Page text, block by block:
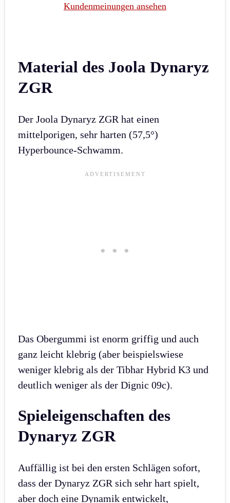
Kundenmeinungen ansehen
Material des Joola Dynaryz
ZGR
Der Joola Dynaryz ZGR hat einen
mittelporigen, sehr harten (57,5°)
Hyperbounce-Schwamm.
Das Obergummi ist enorm griffig und auch
ganz leicht klebrig (aber beispielswiese
weniger klebrig als der Tibhar Hybrid K3 und
deutlich weniger als der Dignic 09c).
Spieleigenschaften des
Dynaryz ZGR
Auffällig ist bei den ersten Schlägen sofort,
dass der Dynaryz ZGR sich sehr hart spielt,
aber doch eine Dynamik entwickelt,